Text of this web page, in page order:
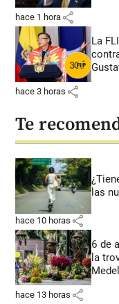
hace 1 hora share
La
hace 3 horas share
Te
las
hace 10 horas share
6 de
la
hace 13 horas share